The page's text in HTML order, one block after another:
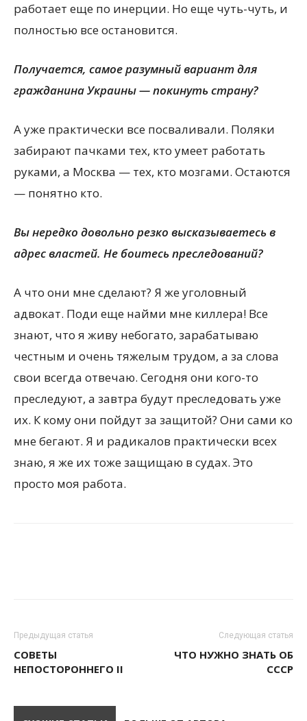
работает еще по инерции. Но еще чуть-чуть, и
полностью все остановится.
Получается, самое разумный вариант для
гражданина Украины — покинуть страну?
А уже практически все посваливали. Поляки
забирают пачками тех, кто умеет работать
руками, а Москва — тех, кто мозгами. Остаются
— понятно кто.
Вы нередко довольно резко высказываетесь в
адрес властей. Не боитесь преследований?
А что они мне сделают? Я же уголовный
адвокат. Поди еще найми мне киллера! Все
знают, что я живу небогато, зарабатываю
честным и очень тяжелым трудом, а за слова
свои всегда отвечаю. Сегодня они кого-то
преследуют, а завтра будут преследовать уже
их. К кому они пойдут за защитой? Они сами ко
мне бегают. Я и радикалов практически всех
знаю, я же их тоже защищаю в судах. Это
просто моя работа.
Предыдущая статья
СОВЕТЫ
НЕПОСТОРОННЕГО II
Следующая статья
ЧТО НУЖНО ЗНАТЬ ОБ
СССР